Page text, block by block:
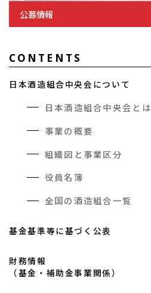
公募情報
CONTENTS
日本酒造組合中央会について
日本酒造組合中央会とは
事業の概要
組織図と事業区分
役員名簿
全国の酒造組合一覧
基金基準等に基づく公表
財務情報
（基金・補助金事業関係）